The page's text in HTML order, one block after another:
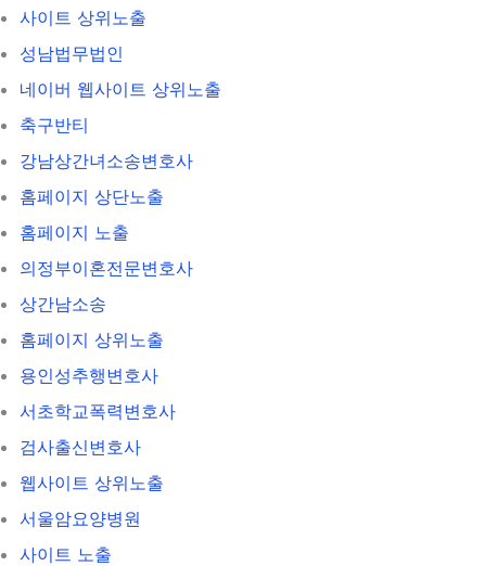
사이트 상위노출
성남법무법인
네이버 웹사이트 상위노출
축구반티
강남상간녀소송변호사
홈페이지 상단노출
홈페이지 노출
의정부이혼전문변호사
상간남소송
홈페이지 상위노출
용인성추행변호사
서초학교폭력변호사
검사출신변호사
웹사이트 상위노출
서울암요양병원
사이트 노출